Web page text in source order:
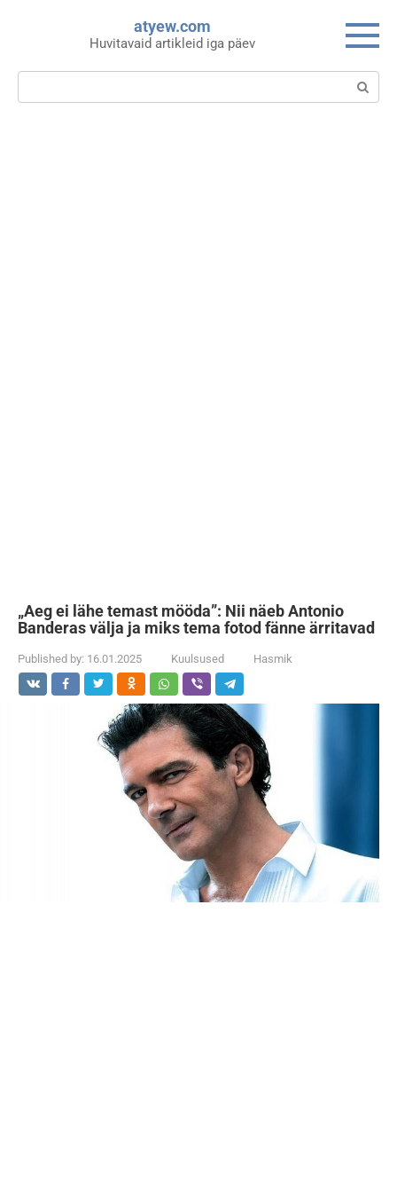
atyew.com
Huvitavaid artikleid iga päev
Search:
„Aeg ei lähe temast mööda”: Nii näeb Antonio
Banderas välja ja miks tema fotod fänne ärritavad
Published by: 16.01.2025 Kuulsused Hasmik